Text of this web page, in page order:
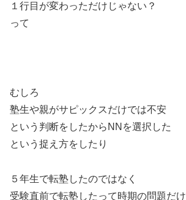
１行目が変わっただけじゃない？
って
むしろ
塾生や親がサピックスだけでは不安
という判断をしたからNNを選択した
という捉え方をしたり
５年生で転塾したのではなく
受験直前で転塾したって時期の問題だけ